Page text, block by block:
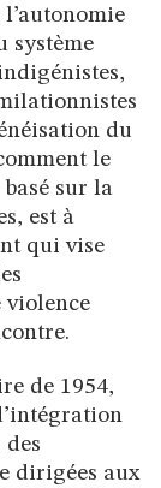
l’autonomie
système
du
le
sur la
est à
qui vise
violence
de 1954,
des
dirigées aux